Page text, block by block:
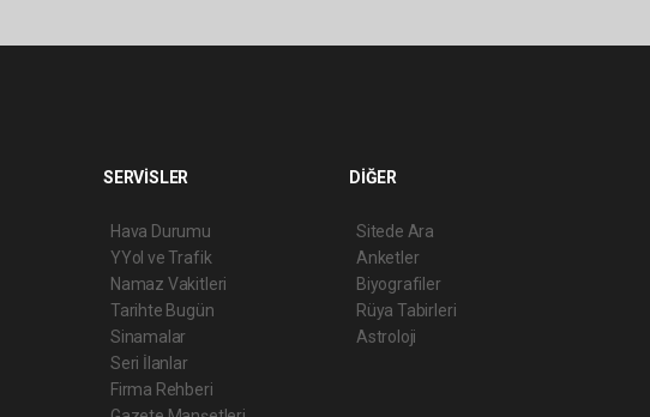
SERVİSLER
Hava Durumu
YYol ve Trafik
Namaz Vakitleri
Tarihte Bugün
Sinamalar
Seri İlanlar
Firma Rehberi
DİĞER
Sitede Ara
Anketler
Biyografiler
Rüya Tabirleri
Astroloji